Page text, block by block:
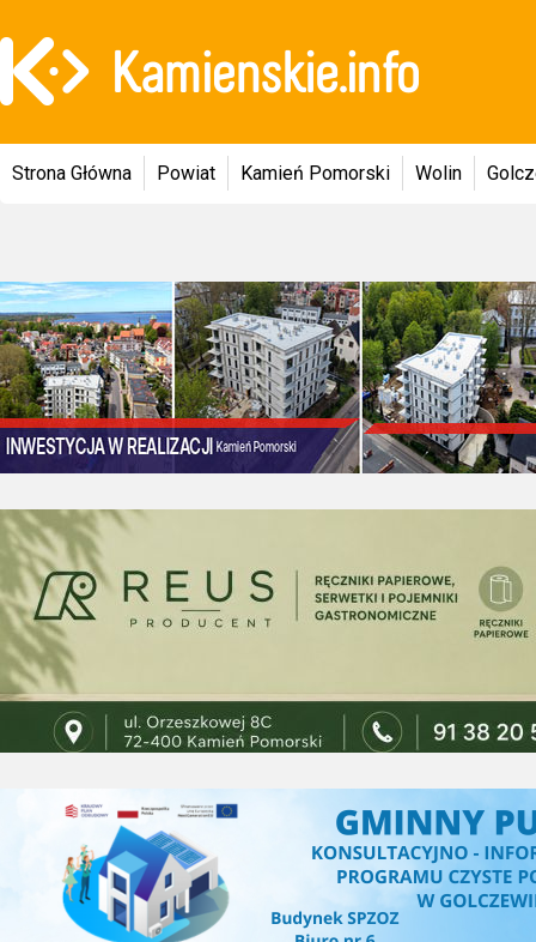
Strona Główna Powiat Kamień Pomorski Wolin